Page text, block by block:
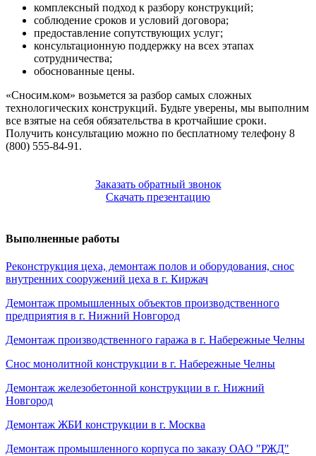
комплексный подход к разбору конструкций;
соблюдение сроков и условий договора;
предоставление сопутствующих услуг;
консультационную поддержку на всех этапах
сотрудничества;
обоснованные цены.
«Сносим.ком» возьмется за разбор самых сложных
технологических конструкций. Будьте уверены, мы выполним
все взятые на себя обязательства в кротчайшие сроки.
Получить консультацию можно по бесплатному телефону 8
(800) 555-84-91.
Заказать обратный звонок
Скачать презентацию
Выполненные работы
Реконструкция цеха, демонтаж полов и оборудования, снос
внутренних сооружений цеха в г. Киржач
Демонтаж промышленных объектов производственного
предприятия в г. Нижний Новгород
Демонтаж производственного гаража в г. Набережные Челны
Снос монолитной конструкции в г. Набережные Челны
Демонтаж железобетонной конструкции в г. Нижний
Новгород
Демонтаж ЖБИ конструкции в г. Москва
Демонтаж промышленного корпуса по заказу ОАО "РЖД"